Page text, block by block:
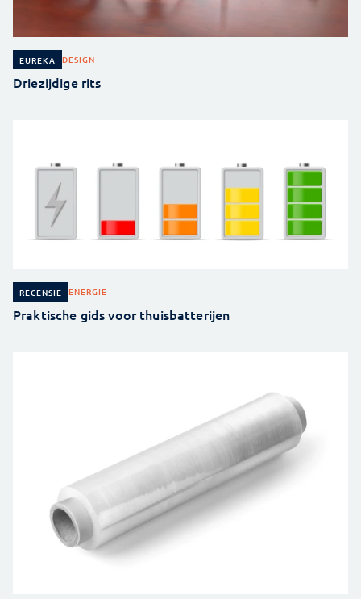
EUREKA DESIGN
Driezijdige rits
RECENSIE ENERGIE
Praktische gids voor thuisbatterijen